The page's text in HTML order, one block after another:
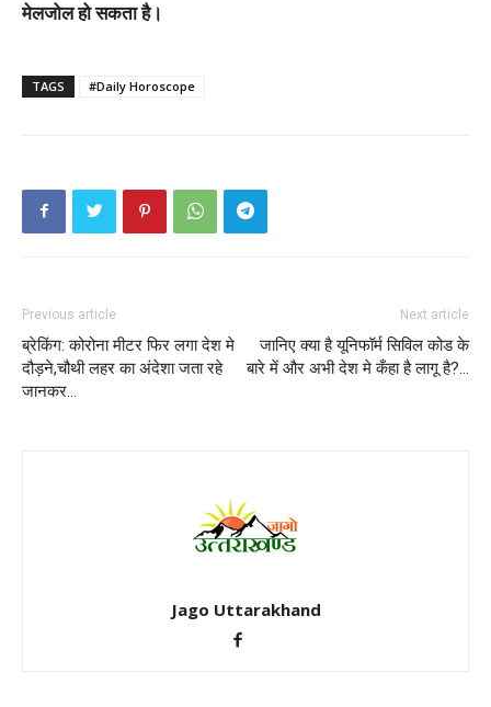
मेलजोल हो सकता है।
TAGS #Daily Horoscope
Previous article
ब्रेकिंग: कोरोना मीटर फिर लगा देश मे
दौड़ने,चौथी लहर का अंदेशा जता रहे
जानकर…
Next article
जानिए क्या है यूनिफॉर्म सिविल कोड के
बारे में और अभी देश मे कँहा है लागू है?…
Jago Uttarakhand